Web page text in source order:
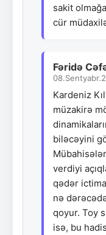
sakit
cür
Fəridə
Kardeniz
müzakirə
biləcəyini
verdiyi
qədər
nə
qoyur. Toy
isə, bu